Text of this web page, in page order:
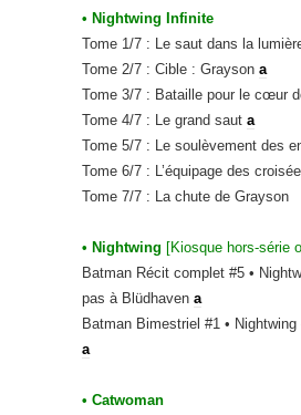
• Nightwing Infinite
Tome 1/7 : Le saut dans la
Tome 2/7 : Cible : Grayson a
Tome 3/7 : Bataille pour le cœur
Tome 4/7 : Le grand saut a
Tome 5/7 : Le soulèvement des
Tome 6/7 : L’équipage des
Tome 7/7 : La chute de Grayson
• Nightwing [Kiosque hors-série
Batman Récit complet #5 •
pas à Blüdhaven a
Batman Bimestriel #1 •
a
• Catwoman